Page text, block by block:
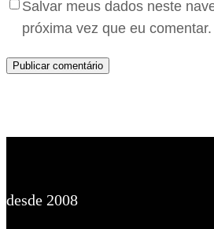
Salvar meus dados neste
próxima vez que eu comentar.
desde 2008